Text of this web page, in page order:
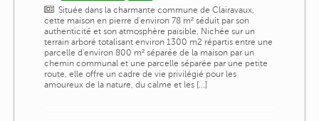
Située dans la charmante commune de Clairavaux,
cette maison en pierre d'environ 78 m² séduit par son
authenticité et son atmosphère paisible. Nichée sur un
terrain arboré totalisant environ 1300 m2 répartis entre une
parcelle d'environ 800 m² séparée de la maison par un
chemin communal et une parcelle séparée par une petite
route, elle offre un cadre de vie privilégié pour les
amoureux de la nature, du calme et les [...]